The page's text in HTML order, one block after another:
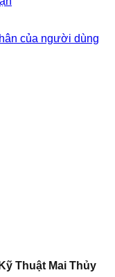
của người dùng
Thuật Mai Thủy